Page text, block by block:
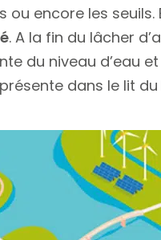
ou encore les seuils.
. A la fin du lâcher
du niveau d’eau
dans le lit du